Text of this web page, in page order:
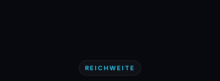
REICHWEITE